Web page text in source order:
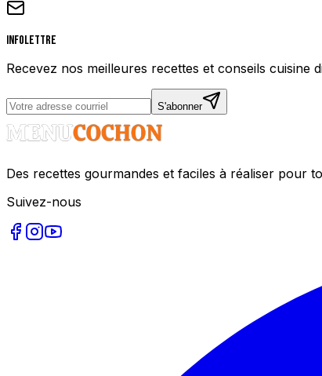
Infolettre
Recevez nos meilleures recettes et conseils cuisine
S'abonner
Des recettes gourmandes et faciles à réaliser pour
Suivez-nous